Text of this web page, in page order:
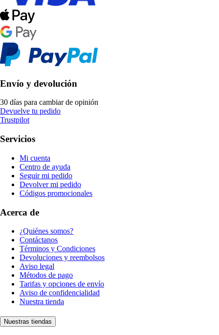
Envío y devolución
30 días para cambiar de opinión
Devuelve tu pedido
Trustpilot
Servicios
Mi cuenta
Centro de ayuda
Seguir mi pedido
Devolver mi pedido
Códigos promocionales
Acerca de
¿Quiénes somos?
Contáctanos
Términos y Condiciones
Devoluciones y reembolsos
Aviso legal
Métodos de pago
Tarifas y opciones de envío
Aviso de confidencialidad
Nuestra tienda
Nuestras tiendas